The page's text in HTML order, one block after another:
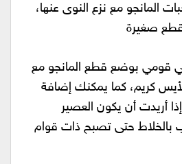
المانجو مع نزع النوى عنها،
صغيرة
قومي بوضع قطع المانجو مع
كريم، كما يمكنك إضافة
أريدت أن يكون العصير
بالخلاط حتى تصبح ذات قوام